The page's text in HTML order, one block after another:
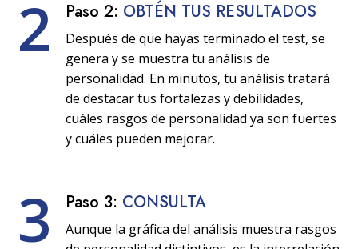
2 Paso 2: OBTÉN TUS RESULTADOS
Después de que hayas terminado el test, se
genera y se muestra tu análisis de
personalidad. En minutos, tu análisis tratará
de destacar tus fortalezas y debilidades,
cuáles rasgos de personalidad ya son fuertes
y cuáles pueden mejorar.
3 Paso 3: CONSULTA
Aunque la gráfica del análisis muestra rasgos